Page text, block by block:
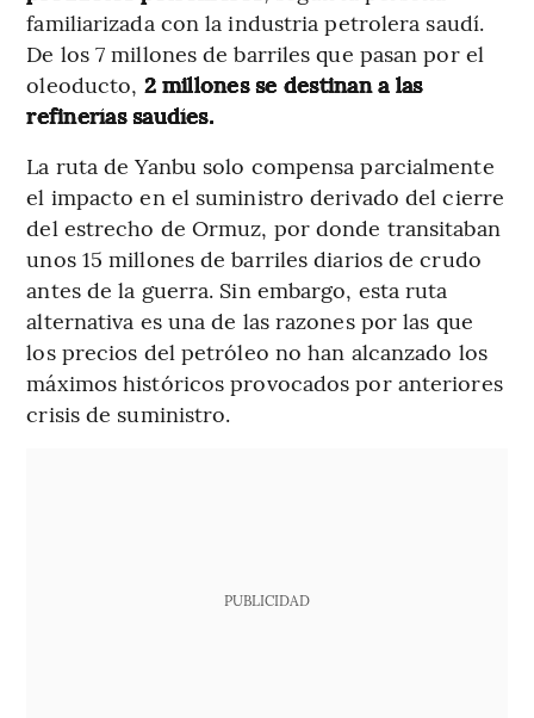
familiarizada con la industria petrolera saudí.
De los 7 millones de barriles que pasan por el
oleoducto, 2 millones se destinan a las
refinerías saudíes.
La ruta de Yanbu solo compensa parcialmente
el impacto en el suministro derivado del cierre
del estrecho de Ormuz, por donde transitaban
unos 15 millones de barriles diarios de crudo
antes de la guerra. Sin embargo, esta ruta
alternativa es una de las razones por las que
los precios del petróleo no han alcanzado los
máximos históricos provocados por anteriores
crisis de suministro.
PUBLICIDAD